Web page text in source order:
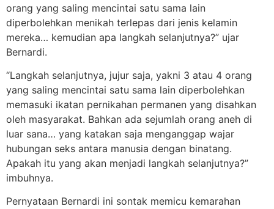
orang yang saling mencintai satu sama lain
diperbolehkan menikah terlepas dari jenis kelamin
mereka… kemudian apa langkah selanjutnya?” ujar
Bernardi.
“Langkah selanjutnya, jujur saja, yakni 3 atau 4 orang
yang saling mencintai satu sama lain diperbolehkan
memasuki ikatan pernikahan permanen yang disahkan
oleh masyarakat. Bahkan ada sejumlah orang aneh di
luar sana… yang katakan saja menganggap wajar
hubungan seks antara manusia dengan binatang.
Apakah itu yang akan menjadi langkah selanjutnya?”
imbuhnya.
Pernyataan Bernardi ini sontak memicu kemarahan